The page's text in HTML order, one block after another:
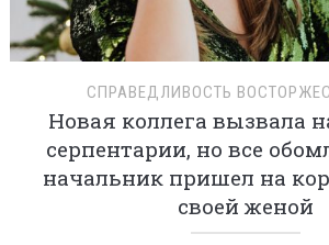
СПРАВЕДЛИВОСТЬ
Новая коллега вызвала
серпентарии, но все
начальник пришел на
своей женой